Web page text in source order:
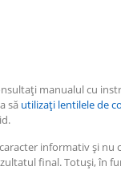
manualul cu
să utilizați lentilele de
informativ și
final. Totuși, în